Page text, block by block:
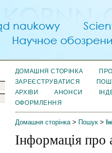
ДОМАШНЯ СТОРІНКА
ЗАРЕЄСТРУВАТИСЯ
АРХІВИ
АНОНСИ
ОФОРМЛЕННЯ
Домашня сторінка> Пошук>
Інформація про